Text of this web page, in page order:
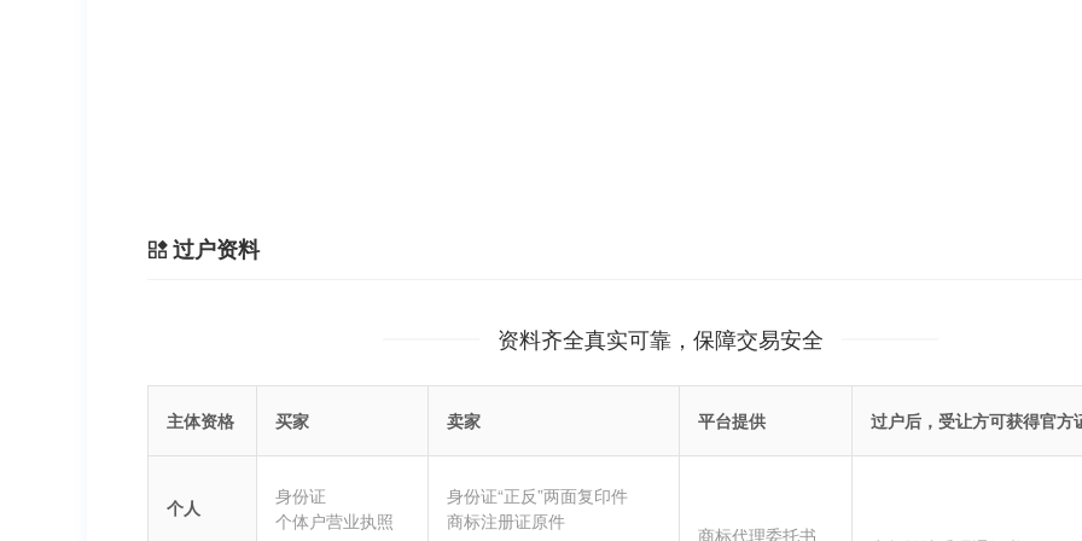
过户资料
资料齐全真实可靠，保障交易安全
主体资格 买家 卖家 平台提供 过户后，受让方可获得官方
个人
身份证
个体户营业执照
身份证“正反”两面复印件
商标注册证原件
商标代理委托书